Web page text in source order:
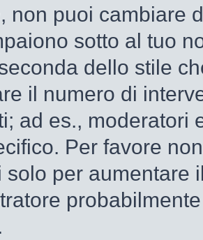
non puoi cambiare
sotto al tuo
dello stile
il numero di
ad es., moderatori
Per favore
solo per aumentare